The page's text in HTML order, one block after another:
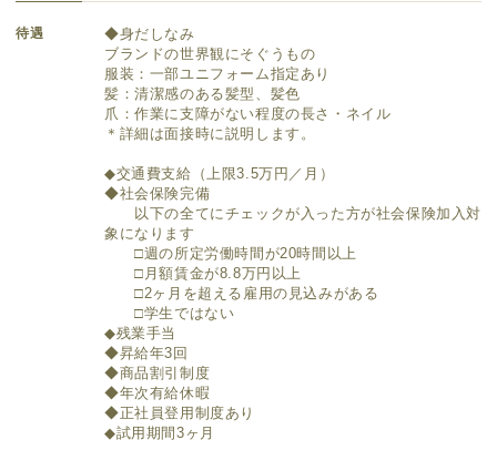
待遇
◆身だしなみ
ブランドの世界観にそぐうもの
服装：一部ユニフォーム指定あり
髪：清潔感のある髪型、髪色
爪：作業に支障がない程度の長さ・ネイル
＊詳細は面接時に説明します。
◆交通費支給（上限3.5万円／月）
◆社会保険完備
以下の全てにチェックが入った方が社会保険加入対
象になります
□週の所定労働時間が20時間以上
□月額賃金が8.8万円以上
□2ヶ月を超える雇用の見込みがある
□学生ではない
◆残業手当
◆昇給年3回
◆商品割引制度
◆年次有給休暇
◆正社員登用制度あり
◆試用期間3ヶ月